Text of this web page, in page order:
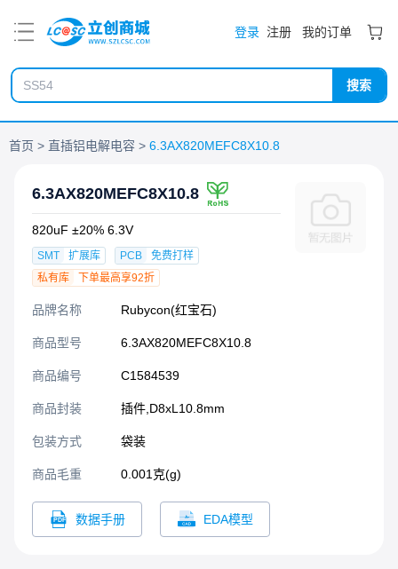
登录 注册 我的订单
搜索
首页 直插铝电解电容 6.3AX820MEFC8X10.8
6.3AX820MEFC8X10.8
820uF ±20% 6.3V
SMT 扩展库 PCB
免费打样
私有库
下单最高享92折
品牌名称 Rubycon(红宝石)
商品型号 6.3AX820MEFC8X10.8
商品编号 C1584539
商品封装 插件,D8xL10.8mm​
包装方式 袋装
商品毛重 0.001克(g)
数据手册 EDA模型